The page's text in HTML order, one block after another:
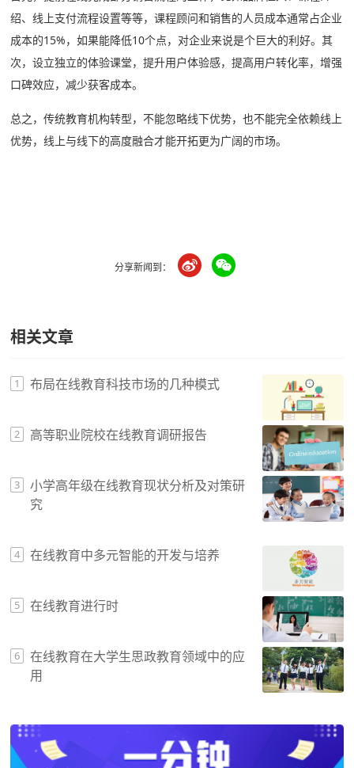
绍、线上支付流程设置等等，课程顾问和销售的人员成本通常占企业
成本的15%，如果能降低10个点，对企业来说是个巨大的利好。其
次，设立独立的体验课堂，提升用户体验感，提高用户转化率，增强
口碑效应，减少获客成本。
总之，传统教育机构转型，不能忽略线下优势，也不能完全依赖线上
优势，线上与线下的高度融合才能开拓更为广阔的市场。
分享新闻到：
相关文章
1 布局在线教育科技市场的几种模式
2 高等职业院校在线教育调研报告
3
小学高年级在线教育现状分析及对策研
究
4 在线教育中多元智能的开发与培养
5 在线教育进行时
6
在线教育在大学生思政教育领域中的应
用